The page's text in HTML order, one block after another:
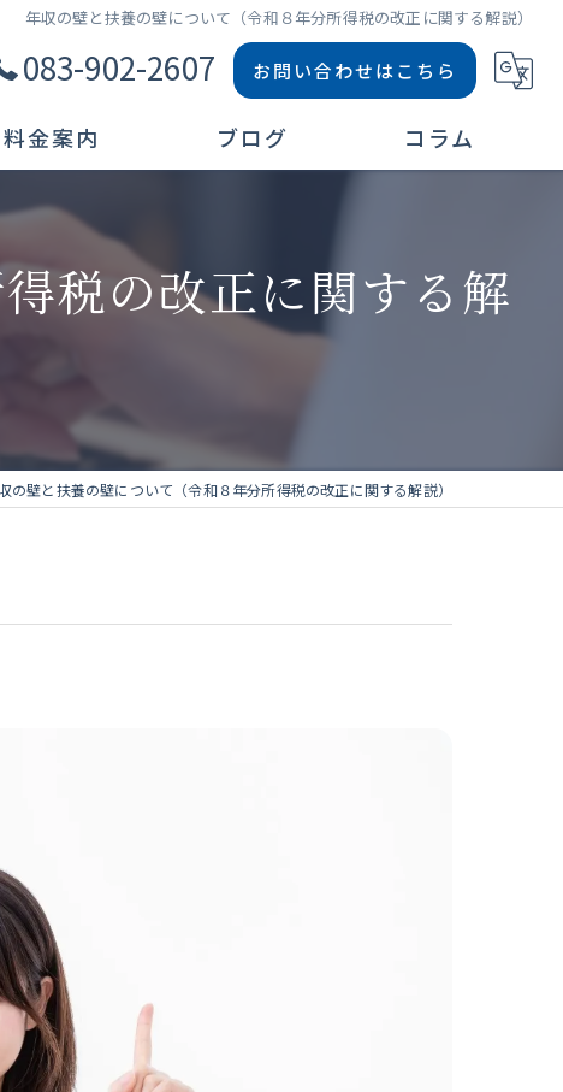
年収の壁と扶養の壁について（令和８年分所得税の改正に関する解説）
083-902-2607 お問い合わせはこちら
料金案内 ブログ コラム
税の改正に関する解
の壁と扶養の壁について（令和８年分所得税の改正に関する解説）